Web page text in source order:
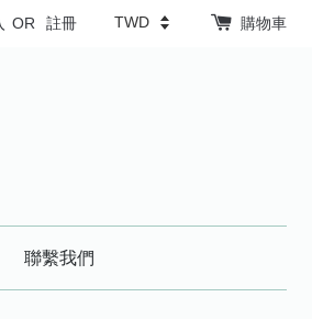
OR 註冊 購物車
聯繫我們